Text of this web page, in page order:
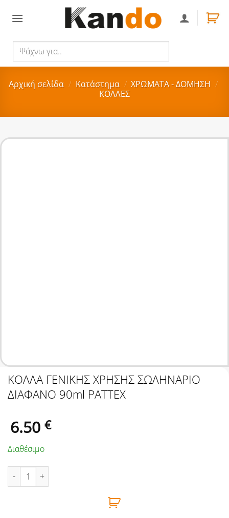
για..
Αρχική σελίδα / Κατάστημα / ΧΡΩΜΑΤΑ - ΔΟΜΗΣΗ /
ΚΟΛΛΕΣ
ΚΟΛΛΑ ΓΕΝΙΚΗΣ ΧΡΗΣΗΣ ΣΩΛΗΝΑΡΙΟ
ΔΙΑΦΑΝΟ 90ml PATTEX
6.50 €
Διαθέσιμο
ΚΟΛΛΑ ΓΕΝΙΚΗΣ ΧΡΗΣΗΣ ΣΩΛΗΝΑΡΙΟ ΔΙΑΦΑΝΟ 90ml PATTEX